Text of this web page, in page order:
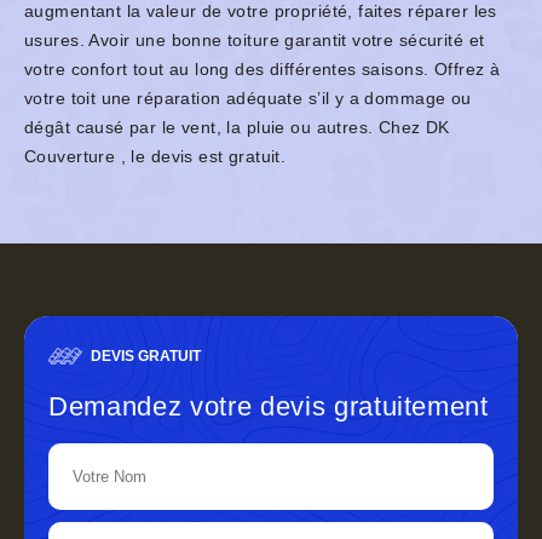
augmentant la valeur de votre propriété, faites réparer les
usures. Avoir une bonne toiture garantit votre sécurité et
votre confort tout au long des différentes saisons. Offrez à
votre toit une réparation adéquate s’il y a dommage ou
dégât causé par le vent, la pluie ou autres. Chez DK
Couverture , le devis est gratuit.
DEVIS GRATUIT
Demandez votre devis gratuitement